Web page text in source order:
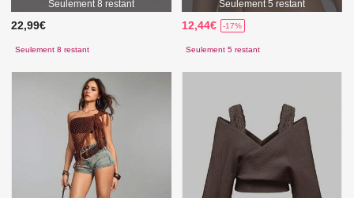
Seulement 8 restant
22,99€
Seulement 8 restant
Seulement 5 restant
12,44€ -17%
Seulement 5 restant